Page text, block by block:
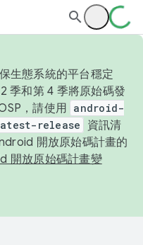
生態系統的平台穩定
季和第 4 季將原始碼發
，請使用 android-
release
資訊清
開放原始碼計畫的
開放原始碼計畫變